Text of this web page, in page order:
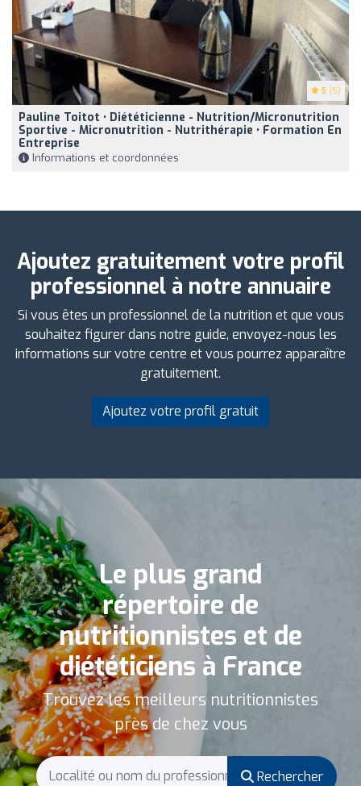
5 (5)
Pauline Toitot • Diététicienne - Nutrition/micronutrition
Sportive - Micronutrition - Nutrithérapie • Formation En
Entreprise
Informations et coordonnées
Ajoutez gratuitement votre profil
professionnel à notre annuaire
Si vous êtes un professionnel de la nutrition et que vous
souhaitez figurer dans notre guide, envoyez-nous les
informations sur votre centre et vous pourrez apparaître
gratuitement.
Ajoutez votre profil gratuit
Le plus grand
répertoire de
nutritionnistes et de
diététiciens à France
Trouvez les meilleurs nutritionnistes
près de chez vous
Rechercher